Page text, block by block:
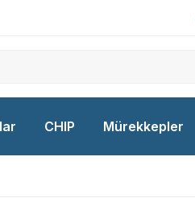
CHIP Mürekkepler